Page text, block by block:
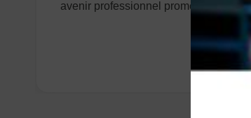
avenir professionnel prometteur !